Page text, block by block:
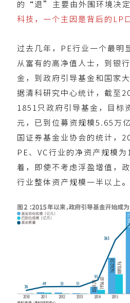
的“退”主要由外围环境决定
科技，一个主因是背后的LP
过去几年，PE行业一个最明
从富有的高净值人士，到银
金，到政府引导基金和国家
据清科研究中心统计，截至
1851只政府引导基金，目标
元，已到位募资规模5.65万
国证券基金业协会的统计，
PE、VC行业的净资产规模
着，即使不考虑浮盈增值，
行业整体资产规模一半以上。